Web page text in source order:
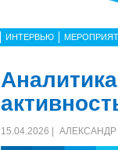
ИНТЕРВЬЮ
15.04.2026 |